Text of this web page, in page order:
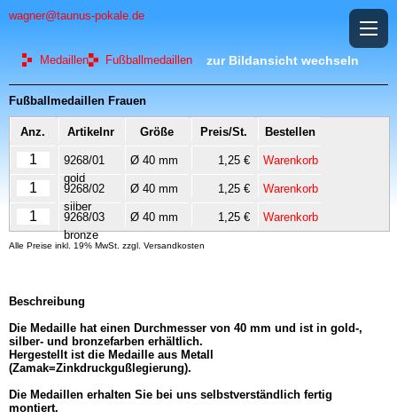
wagner@taunus-pokale.de
Medaillen Fußballmedaillen zur Bildansicht wechseln
Fußballmedaillen Frauen
Anz. Artikelnr Größe Preis/St. Bestellen
9268/01
gold
Ø 40 mm 1,25 € Warenkorb
9268/02
silber
Ø 40 mm 1,25 € Warenkorb
9268/03
bronze
Ø 40 mm 1,25 € Warenkorb
Alle Preise inkl. 19% MwSt. zzgl. Versandkosten
Beschreibung
Die Medaille hat einen Durchmesser von 40 mm und ist in gold-,
silber- und bronzefarben erhältlich.
Hergestellt ist die Medaille aus Metall
(Zamak=Zinkdruckgußlegierung).
Die Medaillen erhalten Sie bei uns selbstverständlich fertig
montiert.